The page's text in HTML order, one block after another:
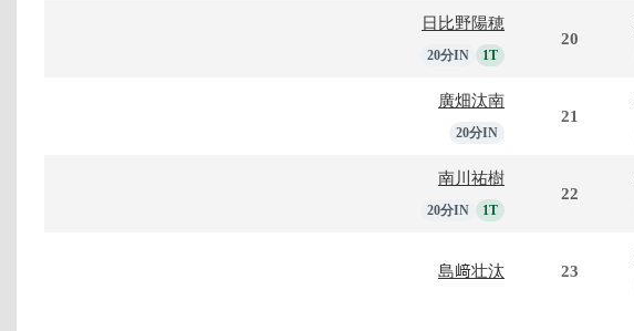
日比野陽穂
20分IN 1T
20
廣畑汰南
20分IN
21
南川祐樹
20分IN 1T
22
島﨑壮汰 23